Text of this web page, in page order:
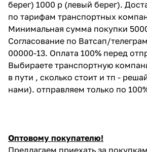
берег) 1000 р (левый берег).
по тарифам транспортных
Минимальная сумма покупки
Согласование по Ватсап/
00000-13. Оплата 100% перед
Выбираете транспортную
в пути , сколько стоит и тп -
нами). отправляем только по
Оптовому покупателю!
Предлагаем приехать за